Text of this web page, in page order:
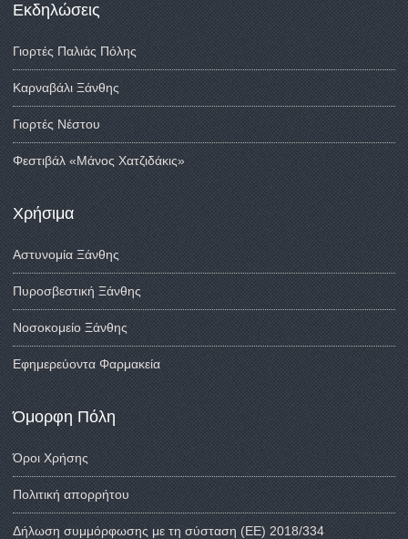
Εκδηλώσεις
Γιορτές Παλιάς Πόλης
Καρναβάλι Ξάνθης
Γιορτές Νέστου
Φεστιβάλ «Μάνος Χατζιδάκις»
Χρήσιμα
Αστυνομία Ξάνθης
Πυροσβεστική Ξάνθης
Νοσοκομείο Ξάνθης
Εφημερεύοντα Φαρμακεία
Όμορφη Πόλη
Όροι Χρήσης
Πολιτική απορρήτου
Δήλωση συμμόρφωσης με τη σύσταση (ΕΕ) 2018/334